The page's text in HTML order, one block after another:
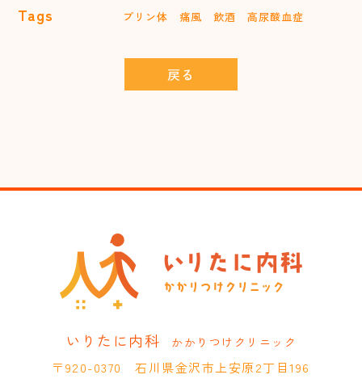
Tags プリン体 痛風 飲酒 高尿酸血症
戻る
いりたに内科 かかりつけクリニック
〒920-0370 石川県金沢市上安原2丁目196